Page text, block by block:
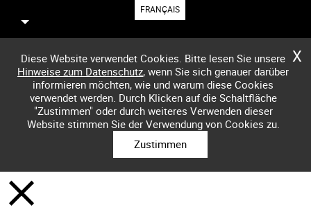
FRANÇAIS
X
Diese Website verwendet Cookies. Bitte lesen Sie unsere
Hinweise zum Datenschutz, wenn Sie sich genauer darüber
informieren möchten, wie und warum diese Cookies
verwendet werden. Durch Klicken auf die Schaltfläche
"Zustimmen" oder durch weiteres Verwenden dieser
Website stimmen Sie der Verwendung von Cookies zu.
Zustimmen